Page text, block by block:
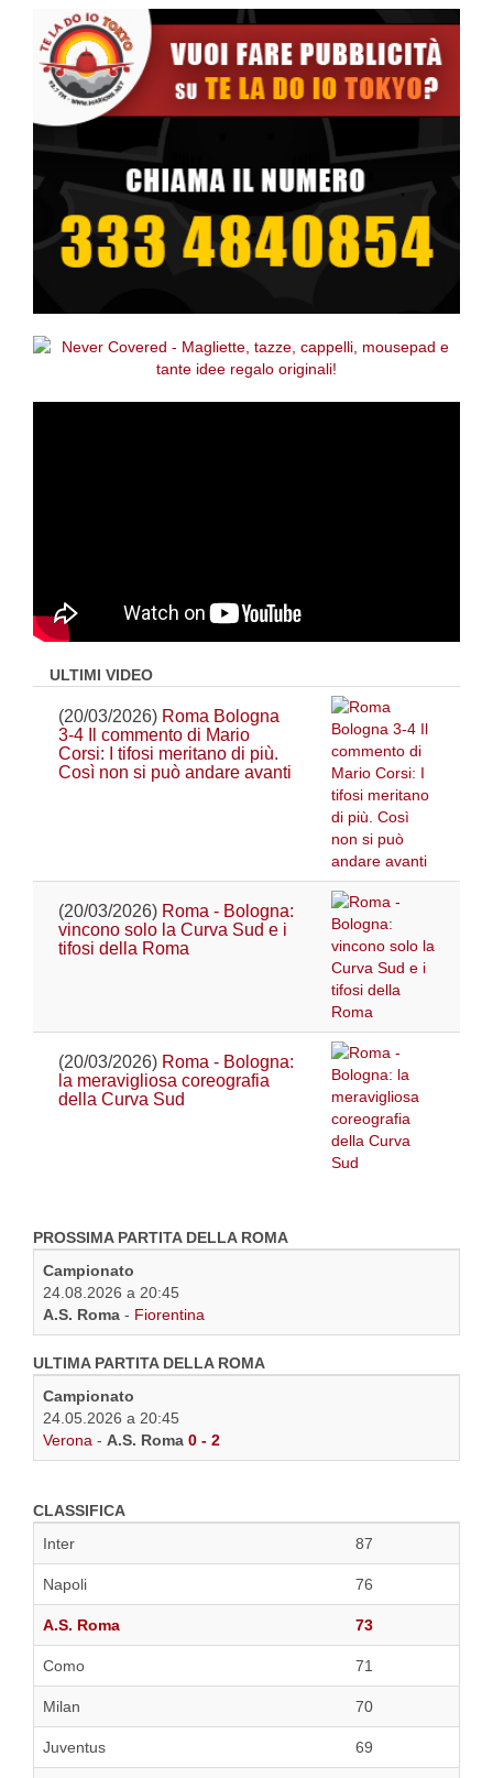
ULTIMI VIDEO
(20/03/2026) Roma Bologna
3-4 Il commento di Mario
Corsi: I tifosi meritano di più.
Così non si può andare avanti
(20/03/2026) Roma - Bologna:
vincono solo la Curva Sud e i
tifosi della Roma
(20/03/2026) Roma - Bologna:
la meravigliosa coreografia
della Curva Sud
PROSSIMA PARTITA DELLA ROMA
Campionato
24.08.2026 a 20:45
A.S. Roma - Fiorentina
ULTIMA PARTITA DELLA ROMA
Campionato
24.05.2026 a 20:45
Verona - A.S. Roma 0 - 2
CLASSIFICA
Inter
87
Napoli 76
A.S. Roma 73
Como 71
Milan 70
Juventus 69